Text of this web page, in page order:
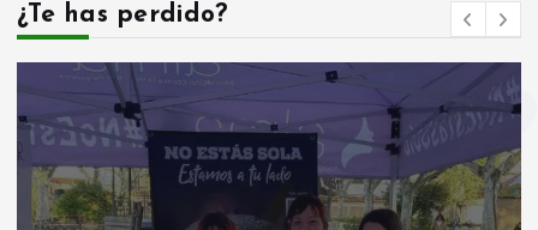
¿Te has perdido?